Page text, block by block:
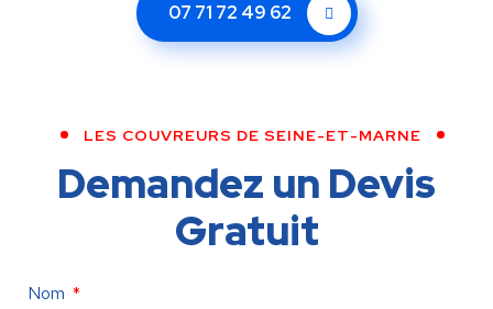
07 71 72 49 62
LES COUVREURS DE SEINE-ET-MARNE
Demandez un Devis
Gratuit
Nom